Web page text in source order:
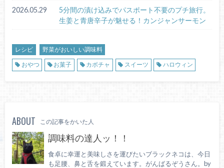
2026.05.29
5分間の漬け込みでパスポート不要のプチ旅行。
生姜と青唐辛子が魅せる！カンジャンサーモン
レシピ
野菜がおいしい調味料
おやつ
お菓子 カボチャ スイーツ ハロウィン
ABOUT この記事をかいた人
調味料の達人ッ！！
食卓に幸運と美味しさを運びたいブラックネコは、今日
も足腰、鼻と舌を鍛えています。がんばるぞうさん。by